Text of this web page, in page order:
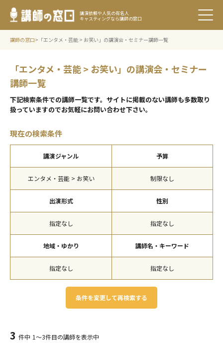
講演依頼や人気の有名人
キャスティングなら講師の窓口
講師の窓口> 「エンタメ・芸能 > お笑い」の講演会・セミナー講師一覧
「エンタメ・芸能 > お笑い」の講演会・セミナー
講師一覧
下記検索条件での講師⼀覧です。サイトに掲載のない講師も多数取り
扱っていますのでお気軽にお問い合わせ下さい。
現在の検索条件
講演ジャンル
エンタメ・芸能 > お笑い
予算
制限なし
出演形式
指定なし
性別
指定なし
地域・ゆかり
指定なし
講師名・キーワード
指定なし
条件を変更して再検索する
3 件中 1～3件目の講師を表示中